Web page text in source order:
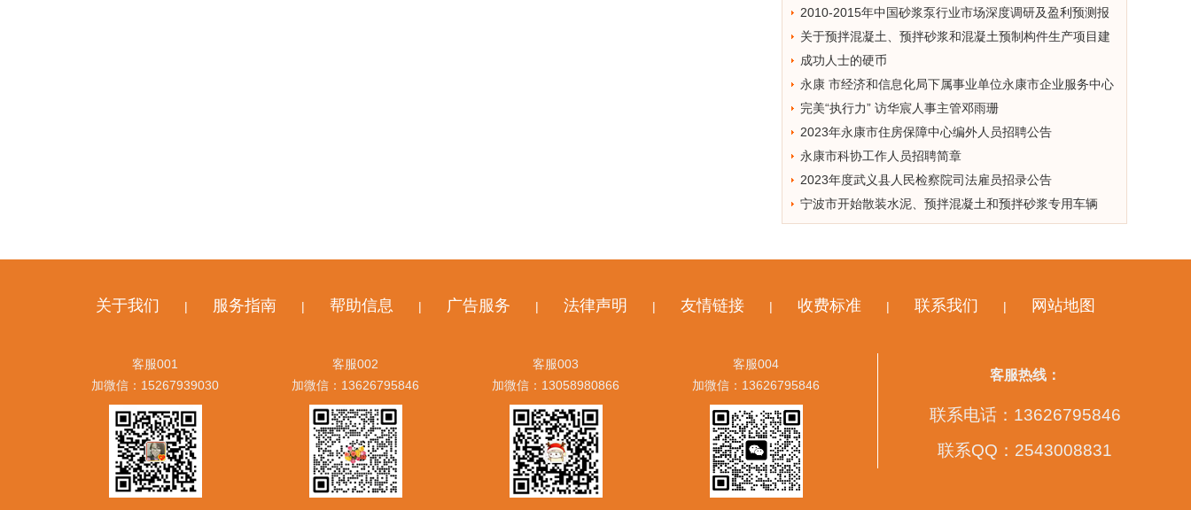
2010-2015年中国砂浆泵行业市场深度调研及盈利预测报
告
关于预拌混凝土、预拌砂浆和混凝土预制构件生产项目建
设有关问题的通知（粤建办函〔2011〕225号）
成功人士的硬币
永康 市经济和信息化局下属事业单位永康市企业服务中心
人才引进公告
完美“执行力” 访华宸人事主管邓雨珊
2023年永康市住房保障中心编外人员招聘公告
永康市科协工作人员招聘简章
2023年度武义县人民检察院司法雇员招录公告
宁波市开始散装水泥、预拌混凝土和预拌砂浆专用车辆
GPS使用证和安装凭证年检换证工作
关于我们 | 服务指南 | 帮助信息 | 广告服务 | 法律声明 | 友情链接 | 收费标准 | 联系我们 | 网站地图
客服001
加微信：15267939030
客服002
加微信：13626795846
客服003
加微信：13058980866
客服004
加微信：13626795846
客服热线：
联系电话：13626795846
联系QQ：2543008831